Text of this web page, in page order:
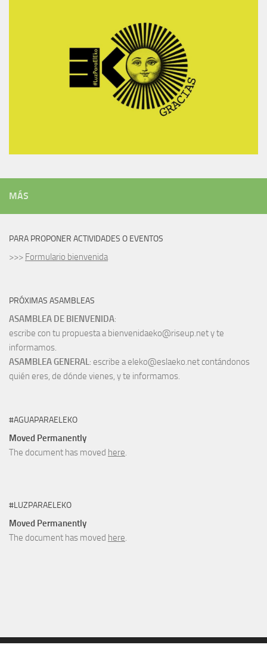
MÁS
PARA PROPONER ACTIVIDADES O EVENTOS
>>> Formulario bienvenida
PRÓXIMAS ASAMBLEAS
ASAMBLEA DE BIENVENIDA:
escribe con tu propuesta a bienvenidaeko@riseup.net y te
informamos.
ASAMBLEA GENERAL: escribe a eleko@eslaeko.net contándonos
quién eres, de dónde vienes, y te informamos.
#AGUAPARAELEKO
Moved Permanently
The document has moved here.
#LUZPARAELEKO
Moved Permanently
The document has moved here.